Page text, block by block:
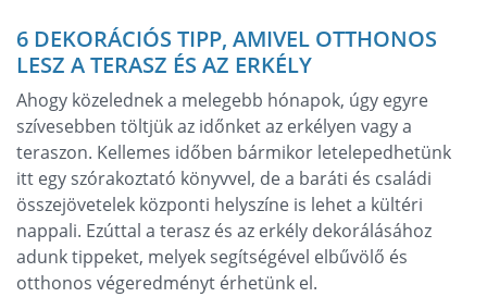
6 DEKORÁCIÓS TIPP, AMIVEL OTTHONOS
LESZ A TERASZ ÉS AZ ERKÉLY
Ahogy közelednek a melegebb hónapok, úgy egyre
szívesebben töltjük az időnket az erkélyen vagy a
teraszon. Kellemes időben bármikor letelepedhetünk
itt egy szórakoztató könyvvel, de a baráti és családi
összejövetelek központi helyszíne is lehet a kültéri
nappali. Ezúttal a terasz és az erkély dekorálásához
adunk tippeket, melyek segítségével elbűvölő és
otthonos végeredményt érhetünk el.